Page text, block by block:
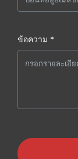
ข้อความ *